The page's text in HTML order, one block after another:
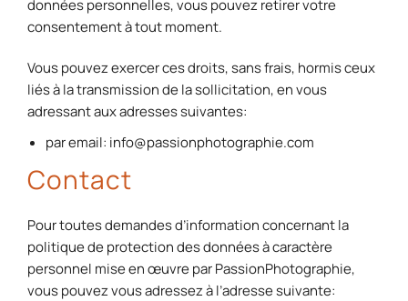
données personnelles, vous pouvez retirer votre
consentement à tout moment.
Vous pouvez exercer ces droits, sans frais, hormis ceux
liés à la transmission de la sollicitation, en vous
adressant aux adresses suivantes:
par email: info@passionphotographie.com
Contact
Pour toutes demandes d’information concernant la
politique de protection des données à caractère
personnel mise en œuvre par PassionPhotographie,
vous pouvez vous adressez à l’adresse suivante: